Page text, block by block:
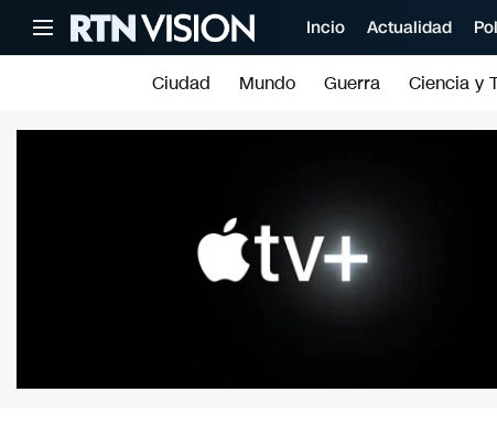
Incio Actualidad
Ciudad Mundo Guerra Ciencia y